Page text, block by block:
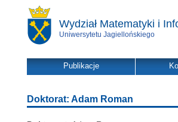
Wydział Matematyki i
Uniwersytetu Jagiellońskiego
Publikacje
Doktorat: Adam Roman